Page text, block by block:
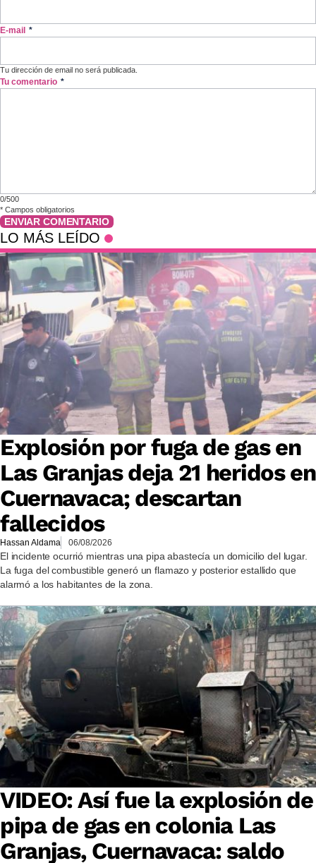
E-mail *
Tu dirección de email no será publicada.
Tu comentario *
0/500
* Campos obligatorios
ENVIAR COMENTARIO
LO MÁS LEÍDO
Explosión por fuga de gas en
Las Granjas deja 21 heridos en
Cuernavaca; descartan
fallecidos
Hassan Aldama 06/08/2026
El incidente ocurrió mientras una pipa abastecía un domicilio del lugar.
La fuga del combustible generó un flamazo y posterior estallido que
alarmó a los habitantes de la zona.
VIDEO: Así fue la explosión de
pipa de gas en colonia Las
Granjas, Cuernavaca: saldo